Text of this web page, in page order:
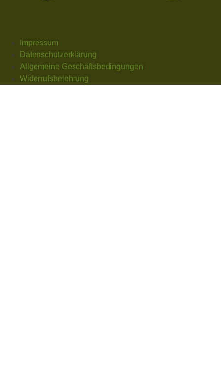
Impressum
Datenschutzerklärung
Allgemeine Geschäftsbedingungen
Widerrufsbelehrung